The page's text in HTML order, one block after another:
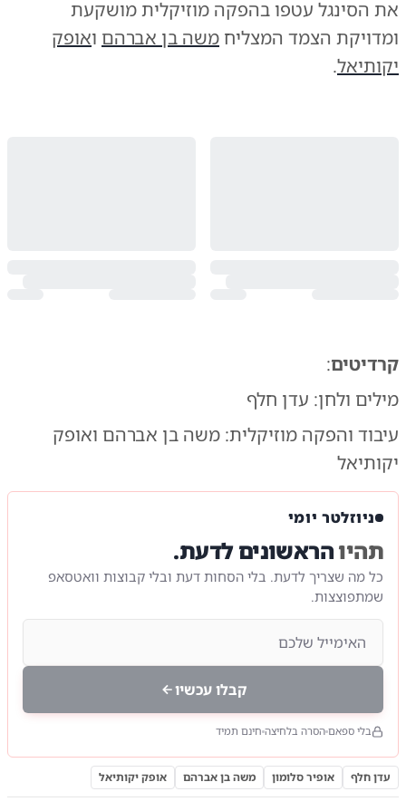
את הסינגל עטפו בהפקה מוזיקלית מושקעת
ומדויקת הצמד המצליח משה בן אברהם ואופק
יקותיאל.
קרדיטים:
מילים ולחן: עדן חלף
עיבוד והפקה מוזיקלית: משה בן אברהם ואופק
יקותיאל
ניוזלטר יומי
תהיוהראשונים לדעת.
כל מה שצריך לדעת. בלי הסחות דעת ובלי קבוצות וואטסאפ
שמתפוצצות.
קבלו עכשיו
בלי ספאם הסרה בלחיצה חינם תמיד
עדן חלף אופיר סלומון משה בן אברהם אופק יקותיאל